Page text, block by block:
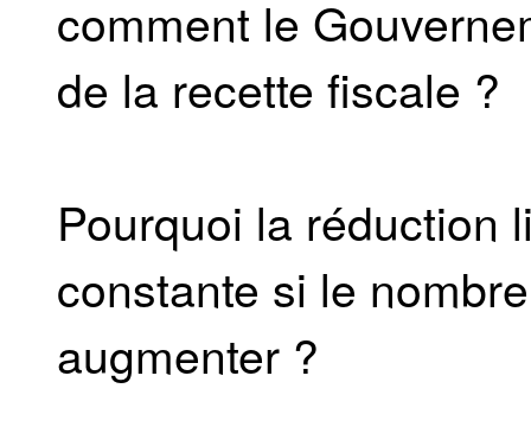
comment le
de la recette fiscale ?
Pourquoi la réduction
constante si le
augmenter ?